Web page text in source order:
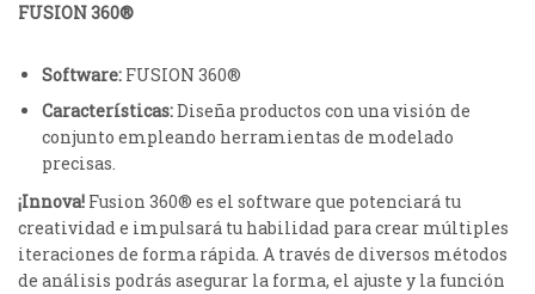
FUSION 360®
Software: FUSION 360®
Características:Diseña productos con una visión de
conjunto empleando herramientas de modelado
precisas.
¡Innova! Fusion 360® es el software que potenciará tu
creatividad e impulsará tu habilidad para crear múltiples
iteraciones de forma rápida. A través de diversos métodos
de análisis podrás asegurar la forma, el ajuste y la función